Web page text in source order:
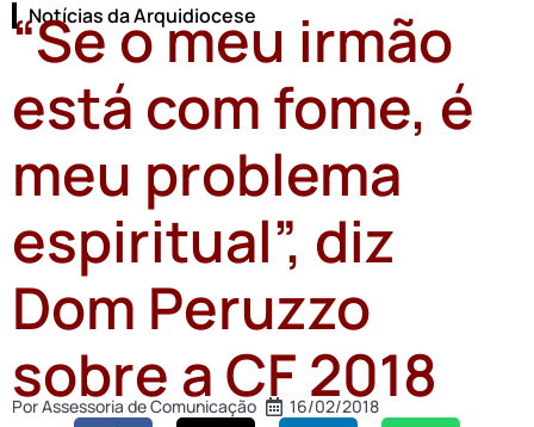
Notícias da Arquidiocese
“Se o meu irmão
está com fome, é
meu problema
espiritual”, diz
Dom Peruzzo
sobre a CF 2018
PorAssessoria de Comunicação 16/02/2018